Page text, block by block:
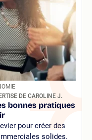
DE CAROLINE J.
bonnes pratiques
pour créer des
solides.